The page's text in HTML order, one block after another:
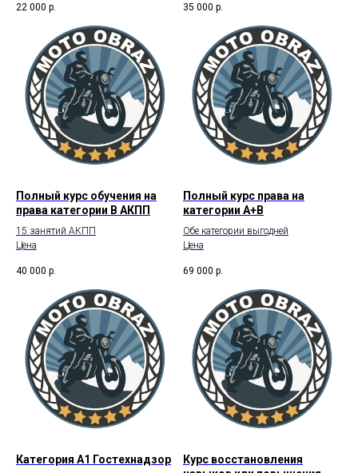
22 000 р. 35 000 р.
Полный курс обучения на
права категории В АКПП
15 занятий АКПП
Цена
40 000 р.
Полный курс права на
категории А+В
Обе категории выгодней
Цена
69 000 р.
Категория А1 Гостехнадзор
Курс восстановления